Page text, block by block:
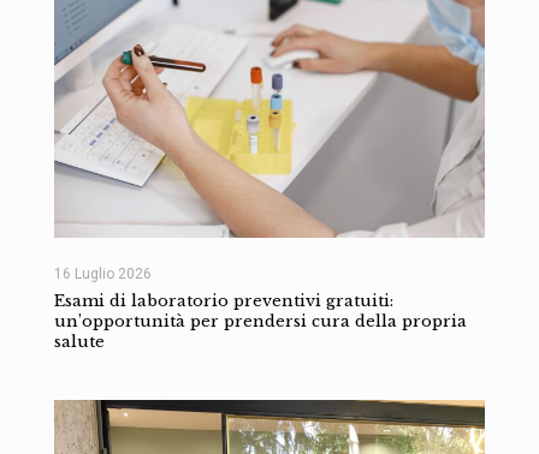
16 Luglio 2026
Esami di laboratorio preventivi gratuiti:
un’opportunità per prendersi cura della propria
salute